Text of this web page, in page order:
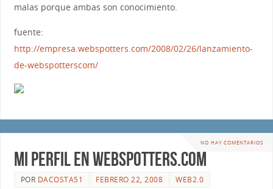
malas porque ambas son conocimiento.
fuente:
http://empresa.webspotters.com/2008/02/26/lanzamiento-
de-webspotterscom/
NO HAY COMENTARIOS
Mi perfil en webspotters.com
POR DACOSTA51 FEBRERO 22, 2008 WEB2.0